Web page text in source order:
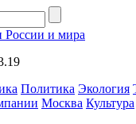
России и мира
Политика Экология
Москва Культура